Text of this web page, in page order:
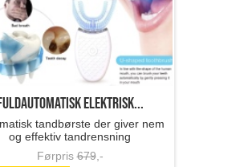
elektrisk...
tandbørste der giver nem
og effektiv tandrensning
Førpris679,-